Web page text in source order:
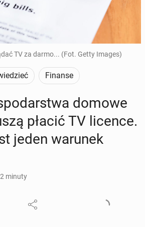
TV za darmo... (Fot. Getty Images)
Finanse
domowe
płacić TV licence.
jeden warunek
minuty